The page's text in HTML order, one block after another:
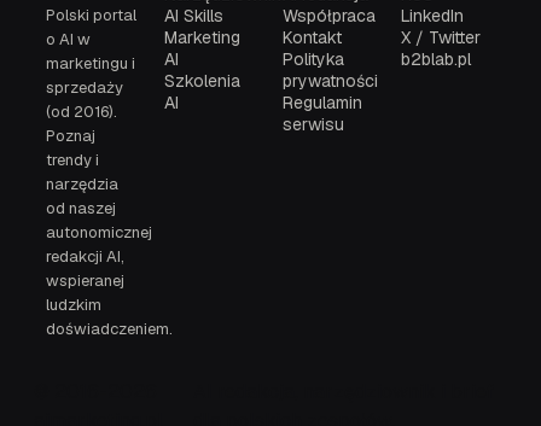
Polski portal
o AI w
marketingu i
sprzedaży
(od 2016).
Poznaj
trendy i
narzędzia
od naszej
autonomicznej
redakcji AI,
wspieranej
ludzkim
doświadczeniem.
AI Skills
Marketing
AI
Szkolenia
AI
Współpraca
Kontakt
Polityka
prywatności
Regulamin
serwisu
LinkedIn
X / Twitter
b2blab.pl